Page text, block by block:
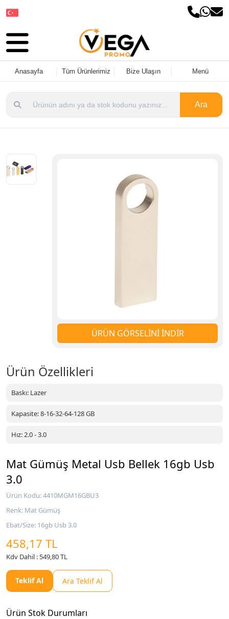
Anasayfa Tüm Ürünlerimiz Bize Ulaşın Menü
Ara
ÜRÜN GÖRSELİNİ İNDİR
Ürün Özellikleri
Baskı: Lazer
Kapasite: 8-16-32-64-128 GB
Hız: 2.0 - 3.0
Mat Gümüş Metal Usb Bellek 16gb Usb
3.0
Ürün Kodu: 4410MGM16GBU3
Renk: Mat Gümüş
Ebat/Size: 16gb Usb 3.0
458,17 TL
Kdv Dahil : 549,80 TL
Teklif Al Ara Teklif Al
Ürün Stok Durumları